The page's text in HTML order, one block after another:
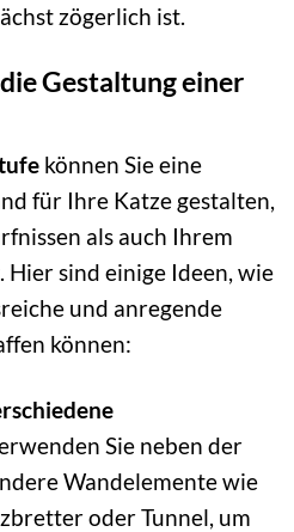
zögerlich ist.
Gestaltung einer
können Sie eine
für Ihre Katze gestalten,
als auch Ihrem
Hier sind einige Ideen, wie
und anregende
können:
Sie neben der
Wandelemente wie
oder Tunnel, um